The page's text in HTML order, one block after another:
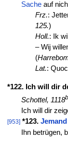
Sacheauf
Frz.:
125.)
Holl.: Ik
– Wij
(
Lat.:
*122. Ich will dir
Schottel, 1118b
Ich will dir
[953] *123. Jemand
Ihn betrügen,